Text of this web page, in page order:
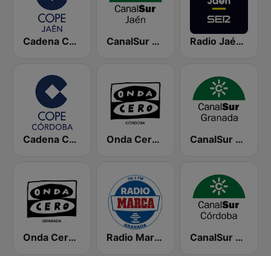
Cadena COPE Jaén CanalSur Radio Jaén Radio Jaén SER
Cadena COPE Córdoba Onda Cero Córdoba CanalSur Radio Granada
Onda Cero Granada Radio Marca Granada CanalSur Radio Córdoba